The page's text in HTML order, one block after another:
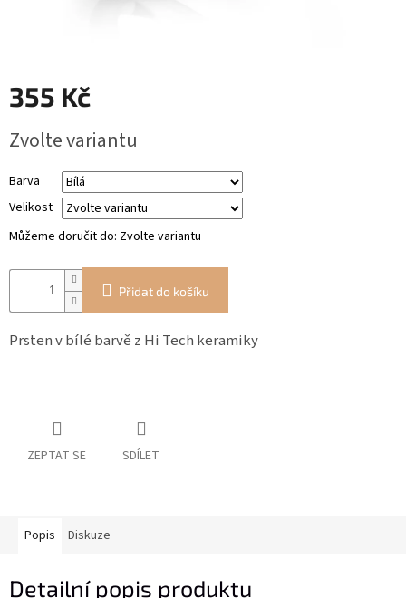
DÁRKOVÉ
Měna
(CZK)
355 Kč
cena:
Zvolte variantu
Barva
Velikost
Můžeme doručit do: Zvolte variantu
Přidat do košíku
Prsten v bílé barvě z Hi Tech keramiky
ZEPTAT SE SDÍLET
Popis Diskuze
Detailní popis produktu